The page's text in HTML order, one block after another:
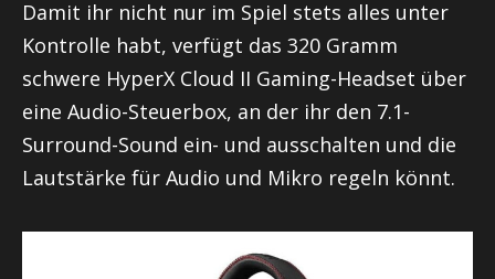
Damit ihr nicht nur im Spiel stets alles unter
Kontrolle habt, verfügt das 320 Gramm
schwere HyperX Cloud II Gaming-Headset über
eine Audio-Steuerbox, an der ihr den 7.1-
Surround-Sound ein- und ausschalten und die
Lautstärke für Audio und Mikro regeln könnt.